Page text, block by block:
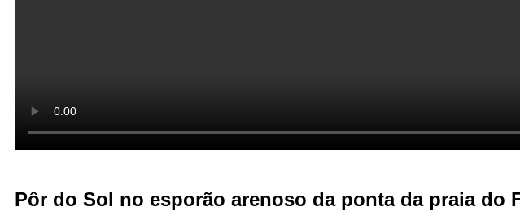
Pôr do Sol no esporão arenoso da ponta da praia do